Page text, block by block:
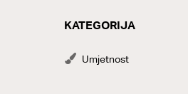
KATEGORIJA
Umjetnost